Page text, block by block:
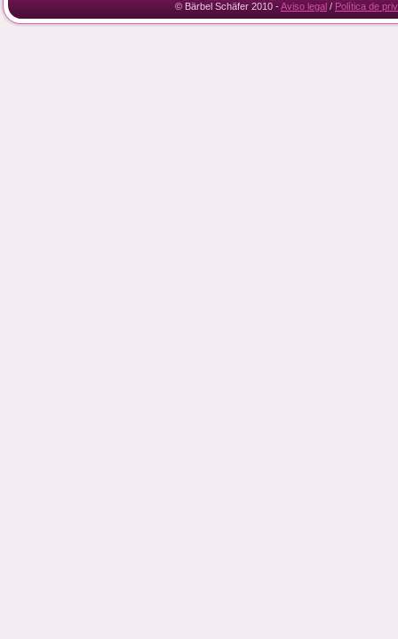
© Bärbel Schäfer 2010 -Aviso legal / Política de